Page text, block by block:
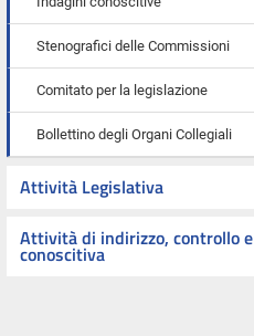
Stenografici delle Commissioni
Comitato per la legislazione
Bollettino degli Organi Collegiali
Attività Legislativa
Attività di indirizzo, controllo e
conoscitiva